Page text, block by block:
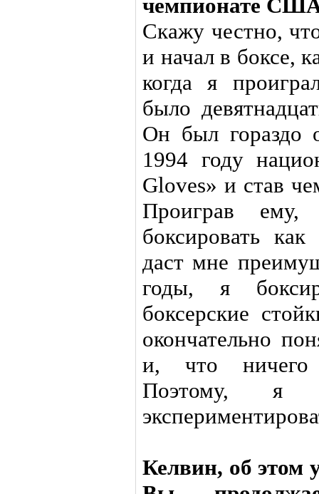
чемпионате
Скажу честно,
и начал в боксе,
когда я
было
Он был гораздо
1994 году
Gloves» и став
Проиграв
боксировать
даст мне
годы, я
боксерские
окончательно
и, что ничего
Поэтому, я
Келвин, об этом